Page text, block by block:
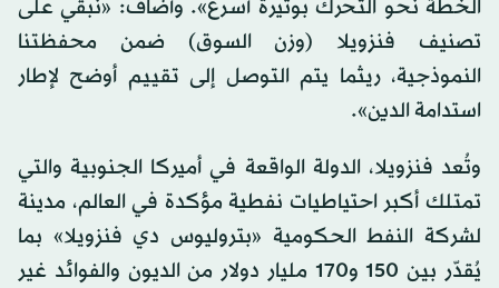
الخطة نحو التحرك بوتيرة أسرع». وأضاف: «نبقي على
تصنيف فنزويلا (وزن السوق) ضمن محفظتنا
النموذجية، ريثما يتم التوصل إلى تقييم أوضح لإطار
استدامة الدين».
وتُعد فنزويلا، الدولة الواقعة في أميركا الجنوبية والتي
تمتلك أكبر احتياطيات نفطية مؤكدة في العالم، مدينة
لشركة النفط الحكومية «بتروليوس دي فنزويلا» بما
يُقدّر بين 150 و170 مليار دولار من الديون والفوائد غير